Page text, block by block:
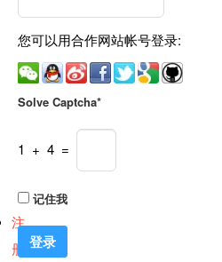
您可以用合作网站帐号登录:
Solve Captcha*
1 + 4 =
记住我
注
册